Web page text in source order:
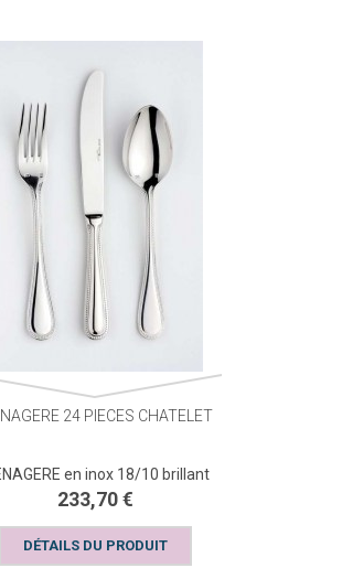
24 PIECES CHATELET
en inox 18/10 brillant
233,70 €
DÉTAILS DU PRODUIT